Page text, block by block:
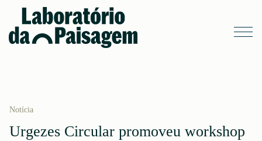
Notícia
Urgezes Circular promoveu workshop